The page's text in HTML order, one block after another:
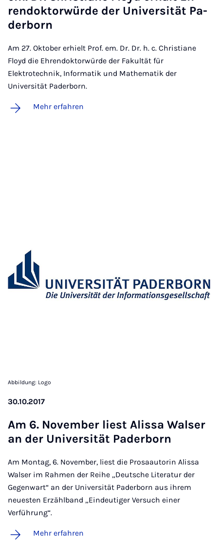
ren­dok­tor­wür­de der Uni­ver­si­tät Pa­
der­born
Am 27. Oktober erhielt Prof. em. Dr. Dr. h. c. Christiane
Floyd die Ehrendoktorwürde der Fakultät für
Elektrotechnik, Informatik und Mathematik der
Universität Paderborn.
Mehr erfahren
Abbildung: Logo
30.10.2017
Am 6. No­vem­ber liest Alis­sa Wal­ser
an der Uni­ver­si­tät Pa­der­born
Am Montag, 6. November, liest die Prosaautorin Alissa
Walser im Rahmen der Reihe „Deutsche Literatur der
Gegenwart“ an der Universität Paderborn aus ihrem
neuesten Erzählband „Eindeutiger Versuch einer
Verführung“.
Mehr erfahren